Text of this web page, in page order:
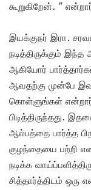
கூறுகிறேன். ”
இயக்குநர் இரா.
நடித்திருக்கும் இந்த
ஆகியோர்
ஆவதற்கு முன்பே
கொள்ளுங்கள்
பிடித்திருந்தது.
ஆல்பத்தை பார்த்த
குழந்தையை பற்றி
நடிக்க
சித்தார்த்திடம் ஒரு